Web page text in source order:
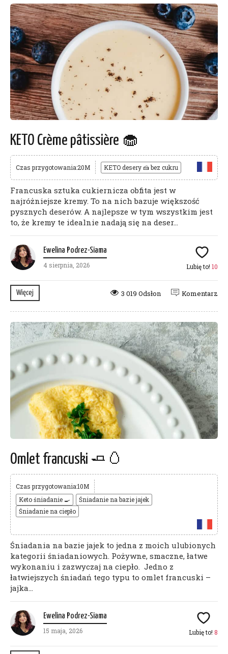
KETO Crème pâtissière 🧁
Czas przygotowania:20M KETO desery 🍰 bez cukru
Francuska sztuka cukiernicza obfita jest w
najróżniejsze kremy. To na nich bazuje większość
pysznych deserów. A najlepsze w tym wszystkim jest
to, że kremy te idealnie nadają się na deser...
Ewelina Podrez-Siama
4 sierpnia, 2026 Lubię to! 10
Więcej Komentarz
3 019 Odsłon
Omlet francuski 🧈🥚
Czas przygotowania:10M
Keto śniadanie 🍳
Śniadanie na bazie jajek
Śniadanie na ciepło
Śniadania na bazie jajek to jedna z moich ulubionych
kategorii śniadaniowych. Pożywne, smaczne, łatwe
wykonaniu i zazwyczaj na ciepło. Jedno z
łatwiejszych śniadań tego typu to omlet francuski –
jajka...
Ewelina Podrez-Siama
15 maja, 2026 Lubię to! 8